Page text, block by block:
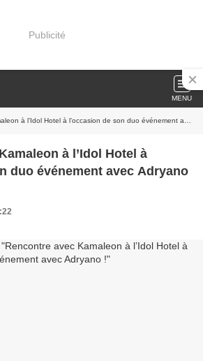
Publicité
MENU
à l’Idol Hotel à l’occasion de son duo événement avec Adryano !
à l’Idol Hotel à
duo événement avec Adryano